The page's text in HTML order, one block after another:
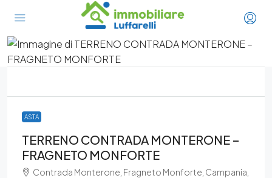
ASTA
TERRENO CONTRADA MONTERONE –
FRAGNETO MONFORTE
Contrada Monterone, Fragneto Monforte, Campania,